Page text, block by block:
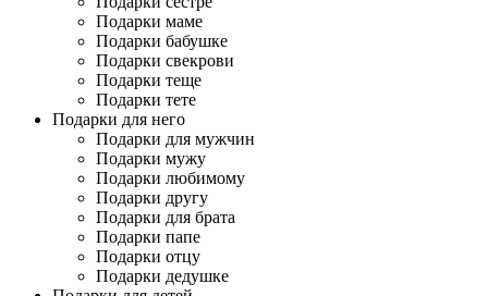
Подарки маме
Подарки бабушке
Подарки свекрови
Подарки теще
Подарки тете
Подарки для него
Подарки для мужчин
Подарки мужу
Подарки любимому
Подарки другу
Подарки для брата
Подарки папе
Подарки отцу
Подарки дедушке